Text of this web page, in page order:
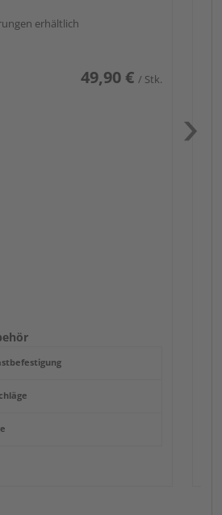
erhältlich
49,90 € / Stk.